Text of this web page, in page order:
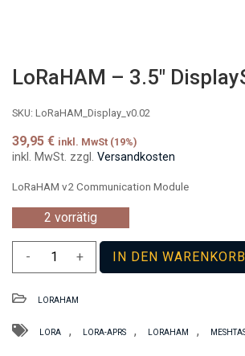
LoRaHAM – 3.5″
SKU: LoRaHAM_Display_v0.02
39,95 € inkl. MwSt (19%)
inkl. MwSt. zzgl. Versandkosten
LoRaHAM v2 Communication Module
2 vorrätig
LoRaHAM
DisplayShield
V2
+
- IN DEN WARENKORB
LORAHAM
LORA , LORA-APRS , LORAHAM ,